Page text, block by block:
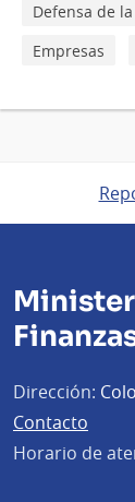
Defensa de
Empresas
Dirección:
Contacto
Horario de